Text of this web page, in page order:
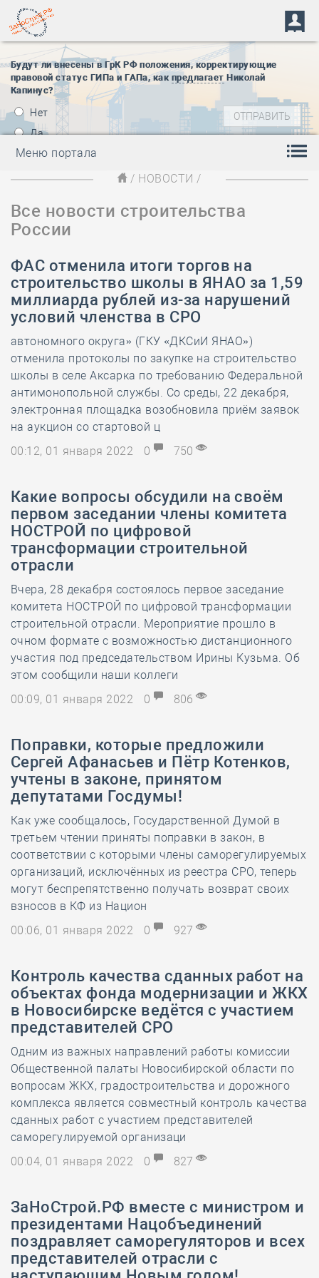
Будут ли внесены в ГрК РФ положения, корректирующие
правовой статус ГИПа и ГАПа, как предлагает Николай
Капинус?
Нет
Да
Меню портала
/ НОВОСТИ /
Все новости строительства
России
​ФАС отменила итоги торгов на
строительство школы в ЯНАО за 1,59
миллиарда рублей из-за нарушений
условий членства в СРО
автономного округа» (ГКУ «ДКСиИ ЯНАО»)
отменила протоколы по закупке на строительство
школы в селе Аксарка по требованию Федеральной
антимонопольной службы. Со среды, 22 декабря,
электронная площадка возобновила приём заявок
на аукцион со стартовой ц
00:12, 01 января 2022
0 750
Какие вопросы обсудили на своём
первом заседании члены комитета
НОСТРОЙ по цифровой
трансформации строительной
отрасли
Вчера, 28 декабря состоялось первое заседание
комитета НОСТРОЙ по цифровой трансформации
строительной отрасли. Мероприятие прошло в
очном формате с возможностью дистанционного
участия под председательством Ирины Кузьма. Об
этом сообщили наши коллеги
00:09, 01 января 2022
0 806
Поправки, которые предложили
Сергей Афанасьев и Пётр Котенков,
учтены в законе, принятом
депутатами Госдумы!
Как уже сообщалось, Государственной Думой в
третьем чтении приняты поправки в закон, в
соответствии с которыми члены саморегулируемых
организаций, исключённых из реестра СРО, теперь
могут беспрепятственно получать возврат своих
взносов в КФ из Национ
00:06, 01 января 2022
0 927
Контроль качества сданных работ на
объектах фонда модернизации и ЖКХ
в Новосибирске ведётся с участием
представителей СРО
Одним из важных направлений работы комиссии
Общественной палаты Новосибирской области по
вопросам ЖКХ, градостроительства и дорожного
комплекса является совместный контроль качества
сданных работ с участием представителей
саморегулируемой организаци
00:04, 01 января 2022
0 827
ЗаНоСтрой.РФ вместе с министром и
президентами Нацобъединений
поздравляет саморегуляторов и всех
представителей отрасли с